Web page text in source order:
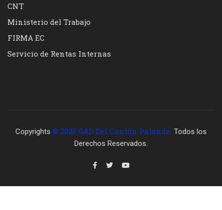
CNT
Ministerio del Trabajo
FIRMA EC
Servicio de Rentas Internas
Copyrights © 2025 GAD Del Cantón Palanda. Todos los
Derechos Reservados.